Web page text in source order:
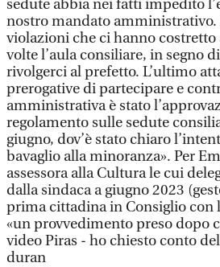
sedute abbia nei fatti impedito
nostro mandato amministrativo.
violazioni che ci hanno
volte l’aula consiliare, in segno
rivolgerci al prefetto. L’ultimo
prerogative di partecipare e
amministrativa è stato
regolamento sulle sedute
giugno, dov’è stato chiaro
bavaglio alla minoranza». Per
assessora alla Cultura le cui
dalla sindaca a giugno 2023
prima cittadina in Consiglio con
«un provvedimento preso dopo
video Piras - ho chiesto conto
duran